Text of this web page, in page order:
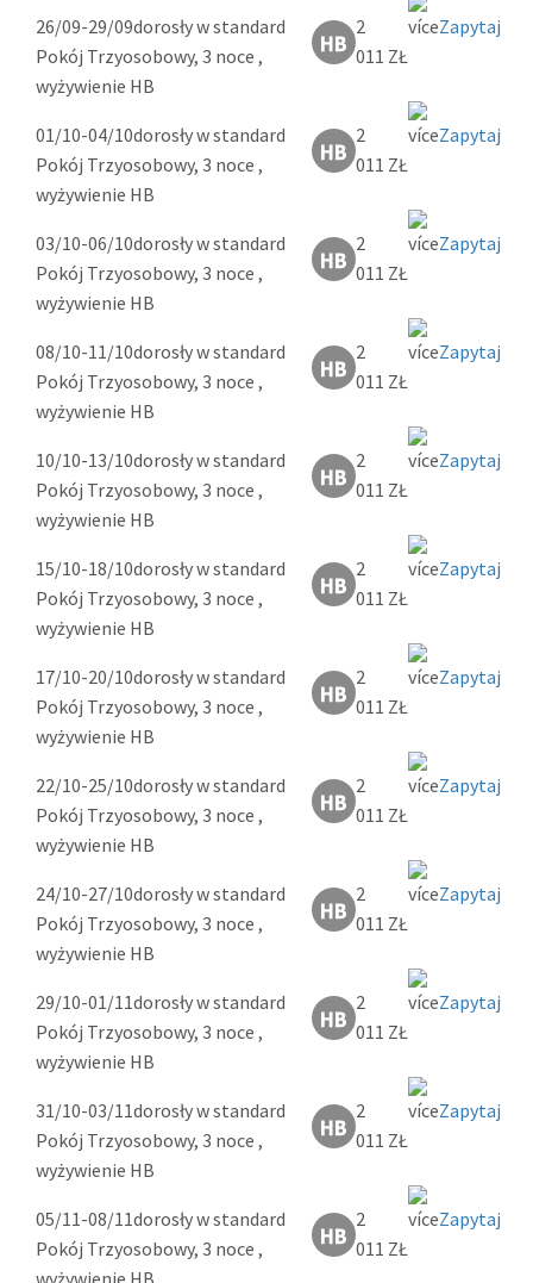
26/09-29/09dorosły w standard
Pokój Trzyosobowy, 3 noce ,
wyżywienie HB
2
011 ZŁ
Zapytaj
01/10-04/10dorosły w standard
Pokój Trzyosobowy, 3 noce ,
wyżywienie HB
2
011 ZŁ
Zapytaj
03/10-06/10dorosły w standard
Pokój Trzyosobowy, 3 noce ,
wyżywienie HB
2
011 ZŁ
Zapytaj
08/10-11/10dorosły w standard
Pokój Trzyosobowy, 3 noce ,
wyżywienie HB
2
011 ZŁ
Zapytaj
10/10-13/10dorosły w standard
Pokój Trzyosobowy, 3 noce ,
wyżywienie HB
2
011 ZŁ
Zapytaj
15/10-18/10dorosły w standard
Pokój Trzyosobowy, 3 noce ,
wyżywienie HB
2
011 ZŁ
Zapytaj
17/10-20/10dorosły w standard
Pokój Trzyosobowy, 3 noce ,
wyżywienie HB
2
011 ZŁ
Zapytaj
22/10-25/10dorosły w standard
Pokój Trzyosobowy, 3 noce ,
wyżywienie HB
2
011 ZŁ
Zapytaj
24/10-27/10dorosły w standard
Pokój Trzyosobowy, 3 noce ,
wyżywienie HB
2
011 ZŁ
Zapytaj
29/10-01/11dorosły w standard
Pokój Trzyosobowy, 3 noce ,
wyżywienie HB
2
011 ZŁ
Zapytaj
31/10-03/11dorosły w standard
Pokój Trzyosobowy, 3 noce ,
wyżywienie HB
2
011 ZŁ
Zapytaj
05/11-08/11dorosły w standard
Pokój Trzyosobowy, 3 noce ,
2
011 ZŁ
Zapytaj